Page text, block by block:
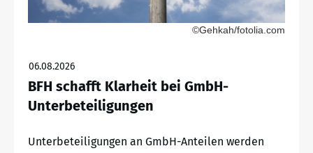
©Gehkah/fotolia.com
06.08.2026
BFH schafft Klarheit bei GmbH-
Unterbeteiligungen
Unterbeteiligungen an GmbH-Anteilen werden